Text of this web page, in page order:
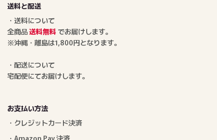
送料と配送
・送料について
全商品送料無料でお届けします。
※沖縄・離島は1,800円となります。
・配送について
宅配便にてお届けします。
お支払い方法
・クレジットカード決済
・Amazon Pay 決済